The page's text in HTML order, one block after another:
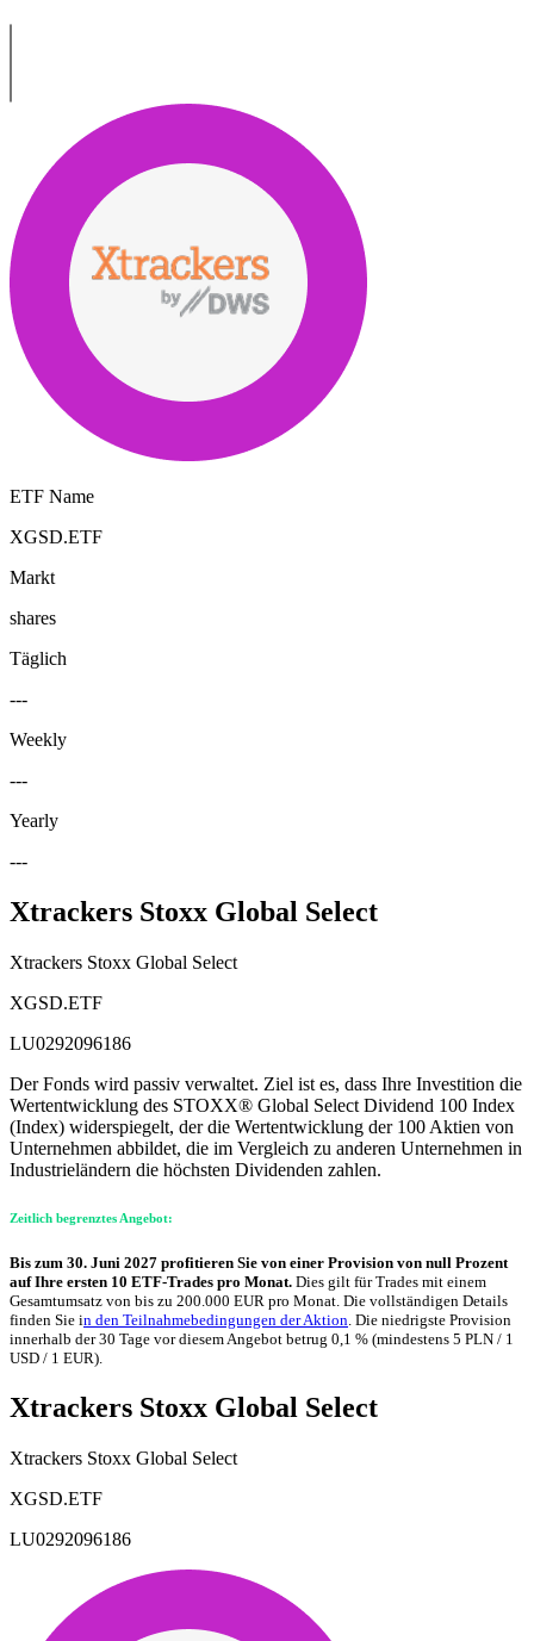
ETF Name
XGSD.ETF
Markt
shares
Täglich
---
Weekly
---
Yearly
---
Xtrackers Stoxx Global Select
Xtrackers Stoxx Global Select
XGSD.ETF
LU0292096186
Der Fonds wird passiv verwaltet. Ziel ist es, dass Ihre Investition die
Wertentwicklung des STOXX® Global Select Dividend 100 Index
(Index) widerspiegelt, der die Wertentwicklung der 100 Aktien von
Unternehmen abbildet, die im Vergleich zu anderen Unternehmen in
Industrieländern die höchsten Dividenden zahlen.
Zeitlich begrenztes Angebot:
Bis zum 30. Juni 2027 profitieren Sie von einer Provision von null Prozent
auf Ihre ersten 10 ETF-Trades pro Monat. Dies gilt für Trades mit einem
Gesamtumsatz von bis zu 200.000 EUR pro Monat. Die vollständigen Details
finden Sie in den Teilnahmebedingungen der Aktion. Die niedrigste Provision
innerhalb der 30 Tage vor diesem Angebot betrug 0,1 % (mindestens 5 PLN / 1
USD / 1 EUR).
Xtrackers Stoxx Global Select
Xtrackers Stoxx Global Select
XGSD.ETF
LU0292096186